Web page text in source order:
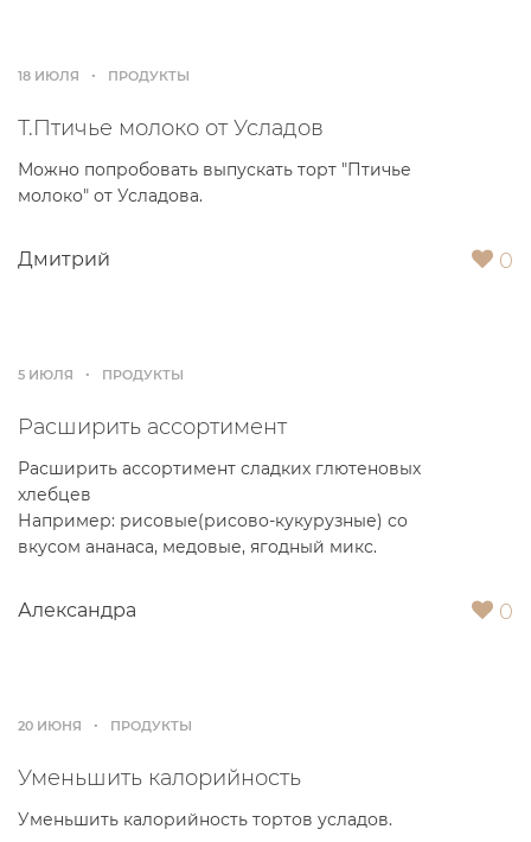
18 ИЮЛЯ ПРОДУКТЫ
Т.Птичье молоко от Усладов
Можно попробовать выпускать торт "Птичье
молоко" от Усладова.
Дмитрий 0
5 ИЮЛЯ ПРОДУКТЫ
Расширить ассортимент
Расширить ассортимент сладких глютеновых
хлебцев
Например: рисовые(рисово-кукурузные) со
вкусом ананаса, медовые, ягодный микс.
Александра 0
20 ИЮНЯ ПРОДУКТЫ
Уменьшить калорийность
Уменьшить калорийность тортов усладов.